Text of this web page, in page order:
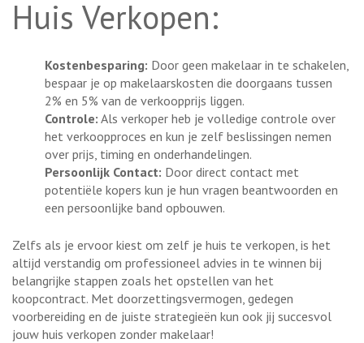
Huis Verkopen:
Kostenbesparing: Door geen makelaar in te schakelen,
bespaar je op makelaarskosten die doorgaans tussen
2% en 5% van de verkoopprijs liggen.
Controle: Als verkoper heb je volledige controle over
het verkoopproces en kun je zelf beslissingen nemen
over prijs, timing en onderhandelingen.
Persoonlijk Contact: Door direct contact met
potentiële kopers kun je hun vragen beantwoorden en
een persoonlijke band opbouwen.
Zelfs als je ervoor kiest om zelf je huis te verkopen, is het
altijd verstandig om professioneel advies in te winnen bij
belangrijke stappen zoals het opstellen van het
koopcontract. Met doorzettingsvermogen, gedegen
voorbereiding en de juiste strategieën kun ook jij succesvol
jouw huis verkopen zonder makelaar!